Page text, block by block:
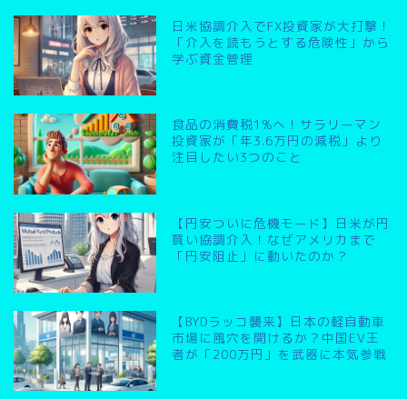
日米協調介入でFX投資家が大打撃！
「介入を読もうとする危険性」から
学ぶ資金管理
食品の消費税1%へ！サラリーマン
投資家が「年3.6万円の減税」より
注目したい3つのこと
【円安ついに危機モード】日米が円
買い協調介入！なぜアメリカまで
「円安阻止」に動いたのか？
【BYDラッコ襲来】日本の軽自動車
市場に風穴を開けるか？中国EV王
者が「200万円」を武器に本気参戦